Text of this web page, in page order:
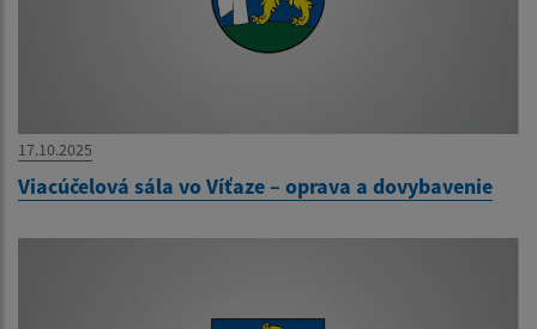
17.10.2025
Viacúčelová sála vo Víťaze – oprava a dovybavenie